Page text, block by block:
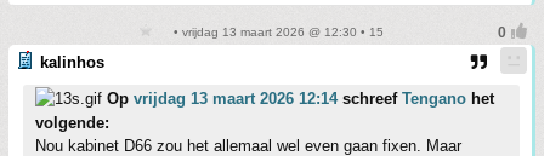
• vrijdag 13 maart 2026 @ 12:30 • 15
kalinhos
Op vrijdag 13 maart 2026 12:14schreef Tengano het
volgende:
Nou kabinet D66 zou het allemaal wel even gaan fixen. Maar